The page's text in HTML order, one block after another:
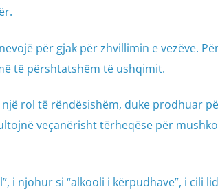
për gjak për zhvillimin e vezëve.
të përshtatshëm të ushqimit.
rol të rëndësishëm, duke prodhuar
veçanërisht tërheqëse për
i njohur si “alkooli i kërpudhave”, i cili